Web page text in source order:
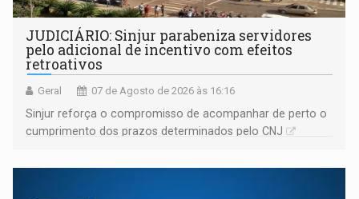
JUDICIÁRIO: Sinjur parabeniza servidores
pelo adicional de incentivo com efeitos
retroativos
Geral 07 de Agosto de 2026 às 16:16
Sinjur reforça o compromisso de acompanhar de perto o
cumprimento dos prazos determinados pelo CNJ